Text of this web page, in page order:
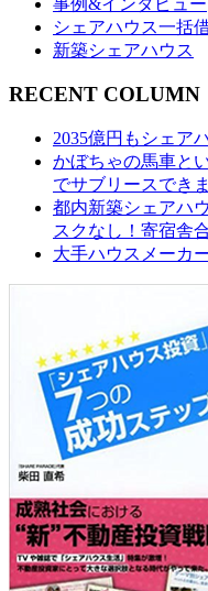
シェアハウス一括
新築シェアハウス
RECENT COLUMN
2035億円もシェア
かぼちゃの馬車と
でサブリースでき
都内新築シェアハ
スクなし！寄宿舎
大手ハウスメーカ